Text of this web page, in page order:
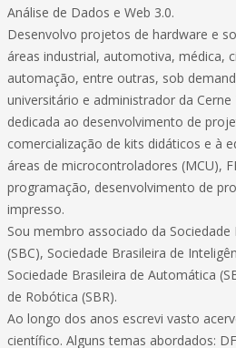
Análise de Dados e Web 3.0.
Desenvolvo projetos de hardware e
áreas industrial, automotiva, médica,
automação, entre outras, sob
universitário e administrador da
dedicada ao desenvolvimento de
comercialização de kits didáticos e à
áreas de microcontroladores (MCU),
programação, desenvolvimento de
impresso.
Sou membro associado da
(SBC), Sociedade Brasileira de
Sociedade Brasileira de Automática
de Robótica (SBR).
Ao longo dos anos escrevi vasto
científico. Alguns temas abordados: